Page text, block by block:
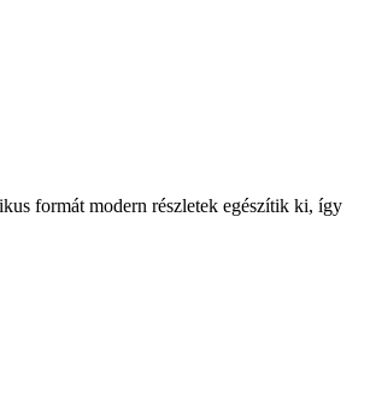
formát modern részletek egészítik ki, így